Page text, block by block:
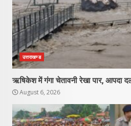
उत्तराखण्ड
ऋषिकेश में गंगा चेतावनी रेखा पार, आपदा
August 6, 2026